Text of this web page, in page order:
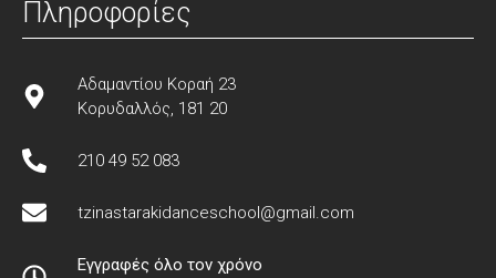
Πληροφορίες
Αδαμαντίου Κοραή 23
Κορυδαλλός, 181 20
210 49 52 083
tzinastarakidanceschool@gmail.com
Εγγραφές όλο τον χρόνο